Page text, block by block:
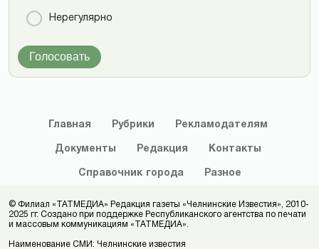
Нерегулярно
Голосовать
Главная Рубрики Рекламодателям
Документы Редакция Контакты
Справочник города Разное
© Филиал «ТАТМЕДИА» Редакция газеты «Челнинские Известия», 2010-
2025 гг. Создано при поддержке Республиканского агентства по печати
и массовым коммуникациям «ТАТМЕДИА».
Наименование СМИ: Челнинские известия